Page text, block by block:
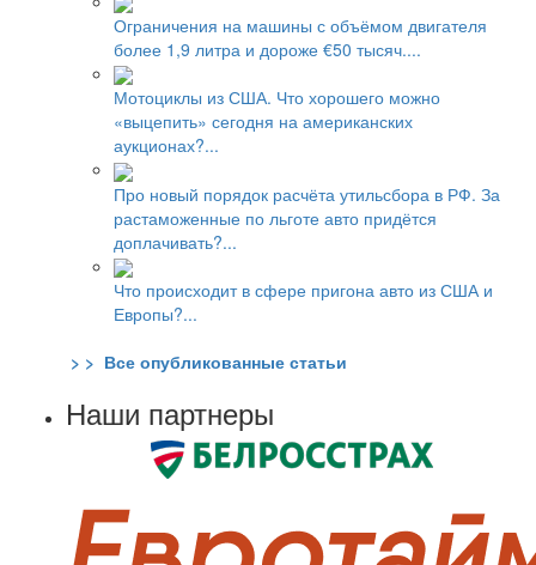
Ограничения на машины с объёмом двигателя
более 1,9 литра и дороже €50 тысяч....
Мотоциклы из США. Что хорошего можно
«выцепить» сегодня на американских
аукционах?...
Про новый порядок расчёта утильсбора в РФ. За
растаможенные по льготе авто придётся
доплачивать?...
Что происходит в сфере пригона авто из США и
Европы?...
> > Все опубликованные статьи
Наши партнеры